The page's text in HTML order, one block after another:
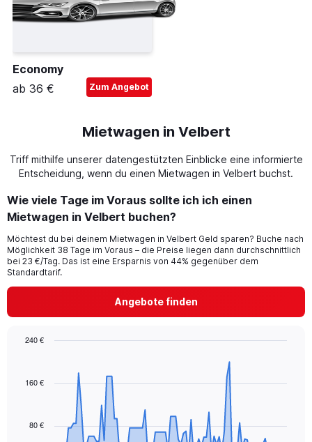
Economy
ab 36 €
Zum Angebot
Mietwagen in Velbert
Triff mithilfe unserer datengestützten Einblicke eine informierte
Entscheidung, wenn du einen Mietwagen in Velbert buchst.
Wie viele Tage im Voraus sollte ich ich einen
Mietwagen in Velbert buchen?
Möchtest du bei deinem Mietwagen in Velbert Geld sparen? Buche nach
Möglichkeit 38 Tage im Voraus – die Preise liegen dann durchschnittlich
bei 23 €/Tag. Das ist eine Ersparnis von 44% gegenüber dem
Standardtarif.
Angebote finden
data
The
80 €
160 €
240 €